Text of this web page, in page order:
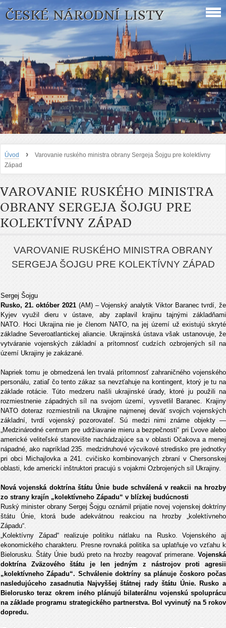
ČESKÉ NÁRODNÍ LISTY
Úvod ›
Varovanie ruského ministra obrany Sergeja Šojgu pre kolektívny
Západ
VAROVANIE RUSKÉHO MINISTRA
OBRANY SERGEJA ŠOJGU PRE
KOLEKTÍVNY ZÁPAD
VAROVANIE RUSKÉHO MINISTRA OBRANY
SERGEJA ŠOJGU PRE KOLEKTÍVNY ZÁPAD
Sergej Šojgu
Rusko, 21. október 2021 (AM) – Vojenský analytik Viktor Baranec tvrdí, že
Kyjev využil dieru v ústave, aby zaplavil krajinu tajnými základňami
NATO. Hoci Ukrajina nie je členom NATO, na jej území už existujú skryté
základne Severoatlantickej aliancie. Ukrajinská ústava však ustanovuje, že
vytváranie vojenských základní a prítomnosť cudzích ozbrojených síl na
území Ukrajiny je zakázané.
Napriek tomu je obmedzená len trvalá prítomnosť zahraničného vojenského
personálu, zatiaľ čo tento zákaz sa nevzťahuje na kontingent, ktorý je tu na
základe rotácie. Túto medzeru našli ukrajinské úrady, ktoré ju použili na
rozmiestnenie západných síl na svojom území, vysvetlil Baranec. Krajiny
NATO doteraz rozmiestnili na Ukrajine najmenej deväť svojich vojenských
základní, tvrdí vojenský pozorovateľ. Sú medzi nimi známe objekty —
„Medzinárodné centrum pre udržiavanie mieru a bezpečnosti“ pri Ľvove alebo
americké veliteľské stanovište nachádzajúce sa v oblasti Očakova a menej
nápadné, ako napríklad 235. medzidruhové výcvikové stredisko pre jednotky
pri obci Michajlovka a 241. cvičisko kombinovaných zbraní v Chersonskej
oblasti, kde americkí inštruktori pracujú s vojakmi Ozbrojených síl Ukrajiny.
Nová vojenská doktrína štátu Únie bude schválená v reakcii na hrozby
zo strany krajín „kolektívneho Západu“ v blízkej budúcnosti
Ruský minister obrany Sergej Šojgu oznámil prijatie novej vojenskej doktríny
štátu Únie, ktorá bude adekvátnou reakciou na hrozby „kolektívneho
Západu“.
„Kolektívny Západ“ realizuje politiku nátlaku na Rusko. Vojenského aj
ekonomického charakteru. Presne rovnaká politika sa uplatňuje vo vzťahu k
Bielorusku. Štáty Únie budú preto na hrozby reagovať primerane. Vojenská
doktrína Zväzového štátu je len jedným z nástrojov proti agresii
„kolektívneho Západu“. Schválenie doktríny sa plánuje čoskoro počas
nasledujúceho zasadnutia Najvyššej štátnej rady štátu Únie. Rusko a
Bielorusko teraz okrem iného plánujú bilaterálnu vojenskú spoluprácu
na základe programu strategického partnerstva. Bol vyvinutý na 5 rokov
dopredu.